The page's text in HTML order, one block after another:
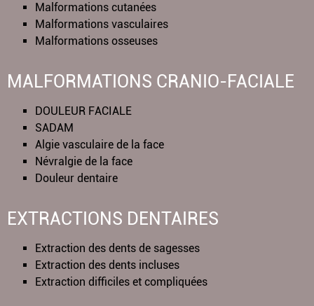
Malformations cutanées
Malformations vasculaires
Malformations osseuses
MALFORMATIONS CRANIO-FACIALE
DOULEUR FACIALE
SADAM
Algie vasculaire de la face
Névralgie de la face
Douleur dentaire
EXTRACTIONS DENTAIRES
Extraction des dents de sagesses
Extraction des dents incluses
Extraction difficiles et compliquées